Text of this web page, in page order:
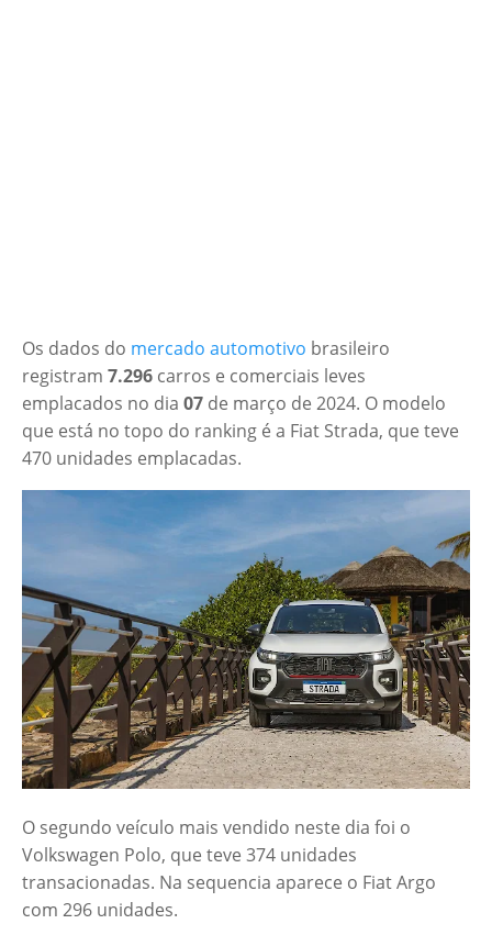
Os dados do mercado automotivo brasileiro
registram 7.296 carros e comerciais leves
emplacados no dia 07 de março de 2024. O modelo
que está no topo do ranking é a Fiat Strada, que teve
470 unidades emplacadas.
O segundo veículo mais vendido neste dia foi o
Volkswagen Polo, que teve 374 unidades
transacionadas. Na sequencia aparece o Fiat Argo
com 296 unidades.